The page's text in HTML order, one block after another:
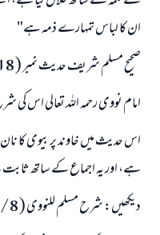
ان كا لباس تمہارے ذمہ ہے"
صحيح مسلم شريف حديث نمبر ( 1218 ).
امام نووى رحمہ اللہ تعالى اس كى
اس حديث ميں خاوند پر بيوى كا
ہے، اور يہ اجماع كے ساتھ
ديكھيں: شرح مسلم للنووى ( 8 / 184 ).
جواب نمبر 110845 نے نکاح ٹوٹنے سے بچایا۔
امت مسلمہ کے واسطے